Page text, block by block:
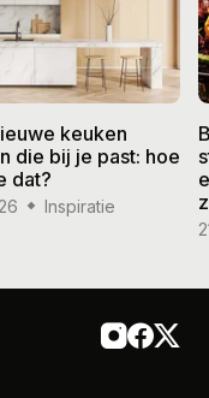
keuken
die bij je past: hoe
dat?
Inspiratie